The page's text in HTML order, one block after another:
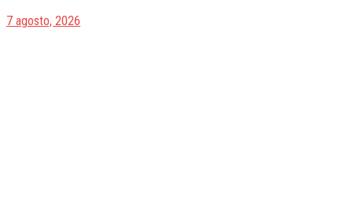
7 agosto, 2026